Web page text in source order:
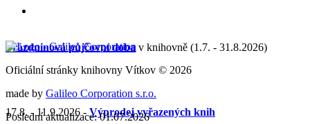
Prázdninová půjčovní dobav knihovně (1.7. - 31.8.2026)
17.8. - 11.9.2026 -Výprodej vyřazených knih
Oficiální stránky knihovny Vítkov © 2026
made by Galileo Corporation s.r.o.
Poslední aktualizace: 01.07.2026